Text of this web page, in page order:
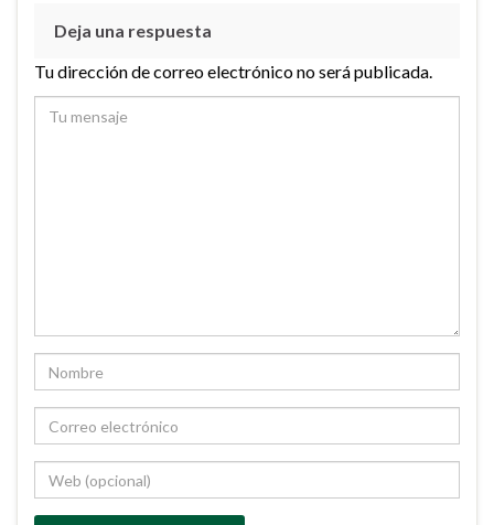
Deja una respuesta
Tu dirección de correo electrónico no será publicada.